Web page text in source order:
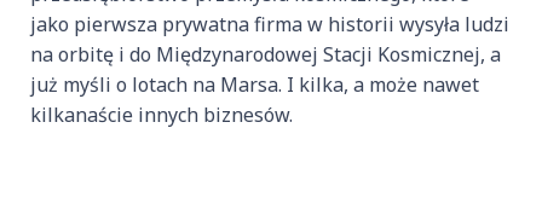
jako pierwsza prywatna firma w historii wysyła ludzi
na orbitę i do Międzynarodowej Stacji Kosmicznej, a
już myśli o lotach na Marsa. I kilka, a może nawet
kilkanaście innych biznesów.